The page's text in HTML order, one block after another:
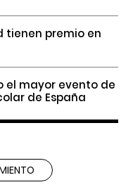
tienen premio en
el mayor evento de
de España